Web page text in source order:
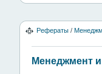
Рефераты /
Менеджмент